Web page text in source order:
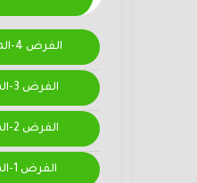
الفرض 4-المرحلة الرابعة
الفرض 3-المرحلة الثالثة
الفرض 2-المرحلة الثانية
الفرض 1-المرحلة الأولى